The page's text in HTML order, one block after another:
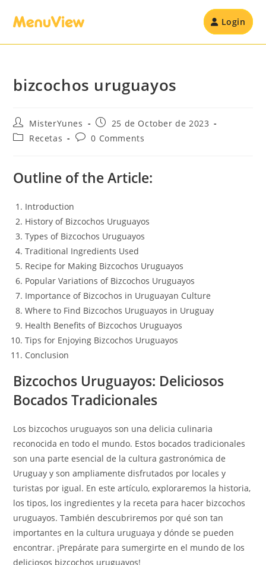
Login
bizcochos uruguayos
MisterYunes
25 de October de 2023
Recetas
0 Comments
Outline of the Article:
Introduction
History of Bizcochos Uruguayos
Types of Bizcochos Uruguayos
Traditional Ingredients Used
Recipe for Making Bizcochos Uruguayos
Popular Variations of Bizcochos Uruguayos
Importance of Bizcochos in Uruguayan Culture
Where to Find Bizcochos Uruguayos in Uruguay
Health Benefits of Bizcochos Uruguayos
Tips for Enjoying Bizcochos Uruguayos
Conclusion
Bizcochos Uruguayos: Deliciosos
Bocados Tradicionales
Los bizcochos uruguayos son una delicia culinaria
reconocida en todo el mundo. Estos bocados tradicionales
son una parte esencial de la cultura gastronómica de
Uruguay y son ampliamente disfrutados por locales y
turistas por igual. En este artículo, exploraremos la historia,
los tipos, los ingredientes y la receta para hacer bizcochos
uruguayos. También descubriremos por qué son tan
importantes en la cultura uruguaya y dónde se pueden
encontrar. ¡Prepárate para sumergirte en el mundo de los
deliciosos bizcochos uruguayos!